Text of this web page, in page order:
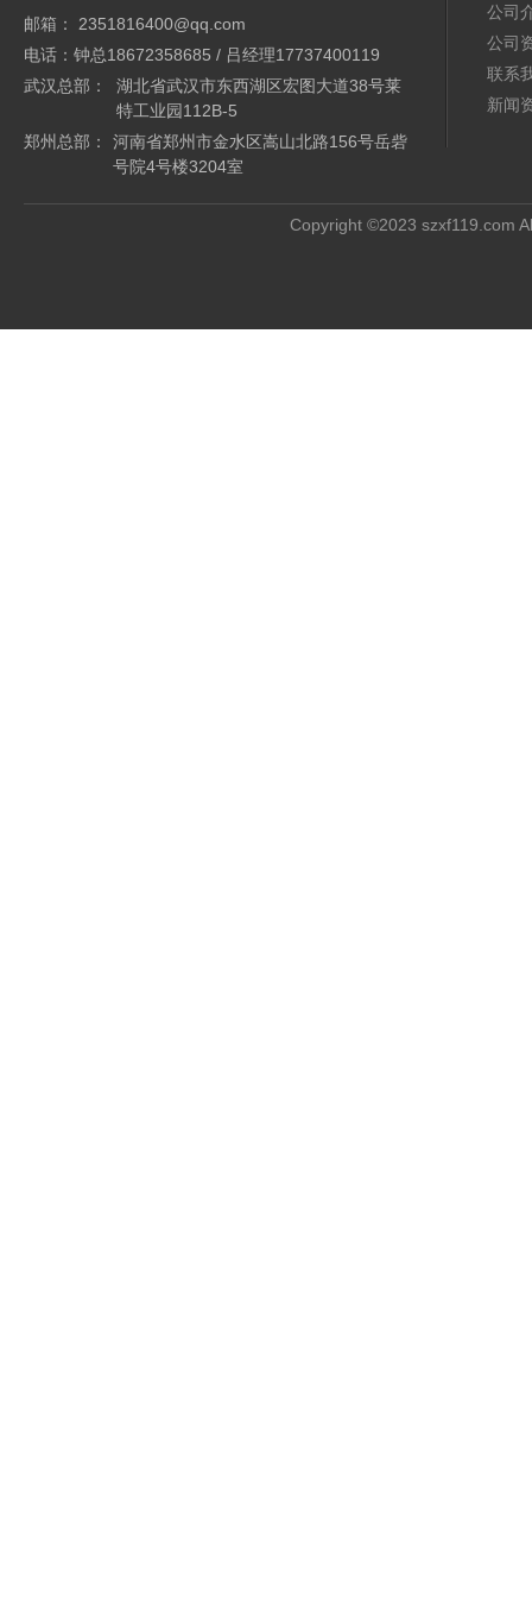
邮箱： 2351816400@qq.com
电话：钟总18672358685 / 吕经理17737400119
武汉总部：
湖北省武汉市东西湖区宏图大道38号莱
特工业园112B-5
郑州总部：
河南省郑州市金水区嵩山北路156号岳砦
号院4号楼3204室
公司
公司
联系
新闻
Copyright ©2023 szxf119.com